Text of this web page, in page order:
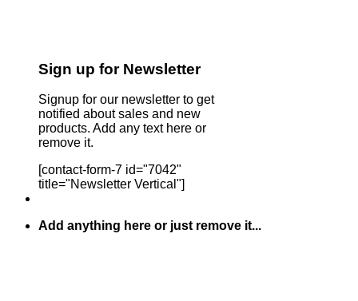
Sign up for Newsletter
Signup for our newsletter to get
notified about sales and new
products. Add any text here or
remove it.
[contact-form-7 id="7042"
title="Newsletter Vertical"]
Add anything here or just remove it...